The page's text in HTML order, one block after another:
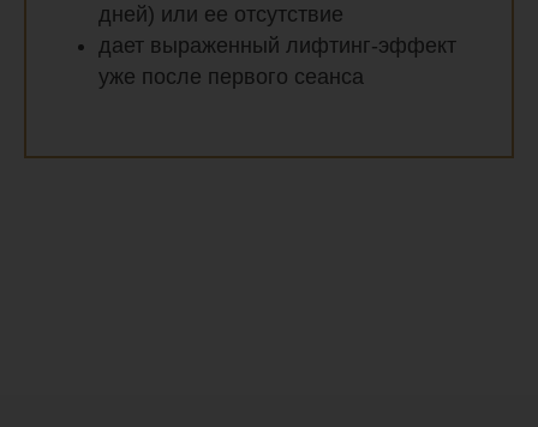
дней) или ее отсутствие
дает выраженный лифтинг-эффект
уже после первого сеанса